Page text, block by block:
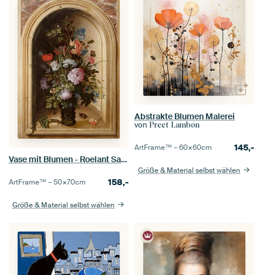
Vase mit Blumen - Roelant Savery
ArtFrame™ –50×70cm 158,-
Größe & Material selbst wählen
Abstrakte Blumen Malerei
von Preet Lambon
ArtFrame™ –60×60cm 145,-
Größe & Material selbst wählen